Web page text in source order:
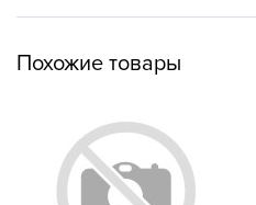
Похожие товары